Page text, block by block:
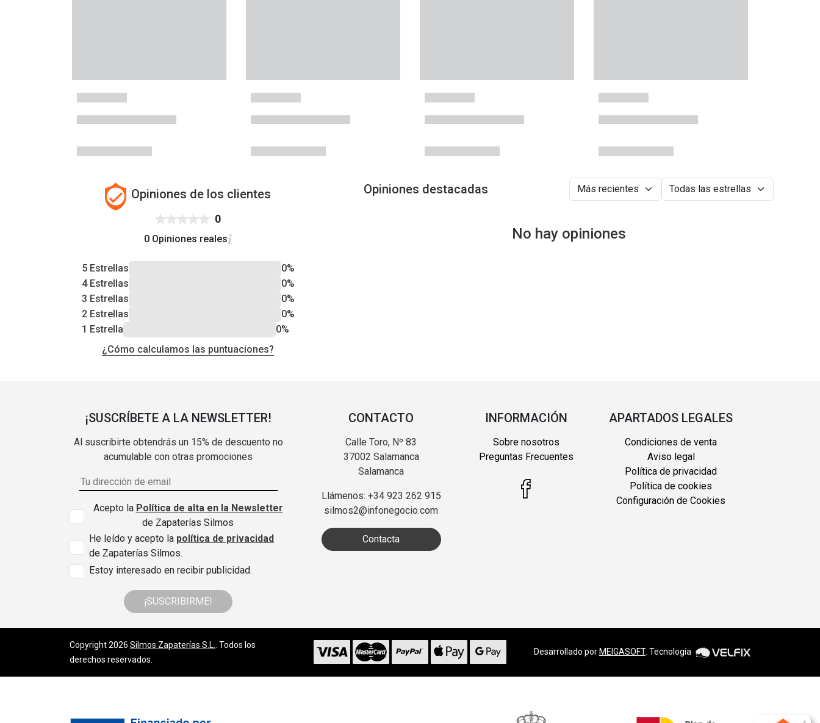
Opiniones de los clientes
0
0 Opiniones reales
5 Estrellas
0%
4 Estrellas
0%
3 Estrellas
0%
2 Estrellas
0%
1 Estrella
0%
¿Cómo calculamos las puntuaciones?
Opiniones destacadas
No hay opiniones
¡SUSCRÍBETE A LA NEWSLETTER!
Al suscribirte obtendrás un 15% de descuento no
acumulable con otras promociones
Acepto la Política de alta en la Newsletter
de Zapaterías Silmos
He leído y acepto la política de privacidad
de Zapaterías Silmos.
Estoy interesado en recibir publicidad.
¡SUSCRIBIRME!
CONTACTO
Calle Toro, Nº 83
37002 Salamanca
Salamanca
Llámenos: +34 923 262 915
silmos2@infonegocio.com
Contacta
INFORMACIÓN
Sobre nosotros
Preguntas Frecuentes
APARTADOS LEGALES
Condiciones de venta
Aviso legal
Política de privacidad
Política de cookies
Configuración de Cookies
Copyright 2026 Silmos Zapaterías S.L.
. Todos los
derechos reservados.
Desarrollado por MEIGASOFT. Tecnología